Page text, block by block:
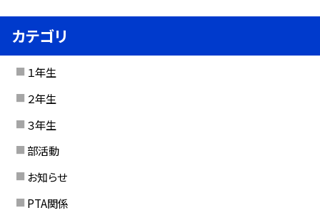
カテゴリ
１年生
２年生
３年生
部活動
お知らせ
PTA関係